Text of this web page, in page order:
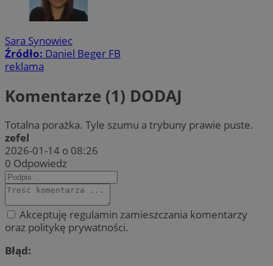
Sara Synowiec
Źródło: Daniel Beger FB
reklama
Komentarze (1) DODAJ
Totalna porażka. Tyle szumu a trybuny prawie puste.
zefel
2026-01-14 o 08:26
0 Odpowiedz
Akceptuję regulamin zamieszczania komentarzy
oraz politykę prywatności.
Błąd: